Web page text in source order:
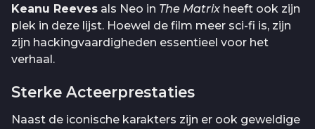
Keanu Reeves als Neo in The Matrix heeft ook zijn
plek in deze lijst. Hoewel de film meer sci-fi is, zijn
zijn hackingvaardigheden essentieel voor het
verhaal.
Sterke Acteerprestaties
Naast de iconische karakters zijn er ook geweldige